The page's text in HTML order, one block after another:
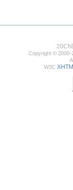
20CN
Copyright © 2000-
W3C